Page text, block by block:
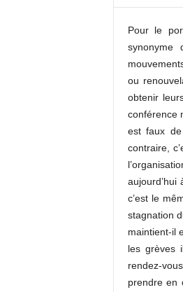
Pour le
synonyme
ou
obtenir
conférence
est faux
contraire,
c’est le
stagnation
maintient-il
les grèves
rendez-
prendre en